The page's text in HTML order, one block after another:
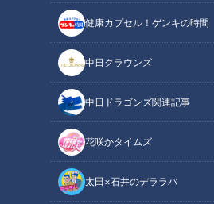
健康カプセル！ゲンキの時間
中日クラウンズ
中日ドラゴンズ関連記事
花咲かタイムズ
太田×石井のデララバ